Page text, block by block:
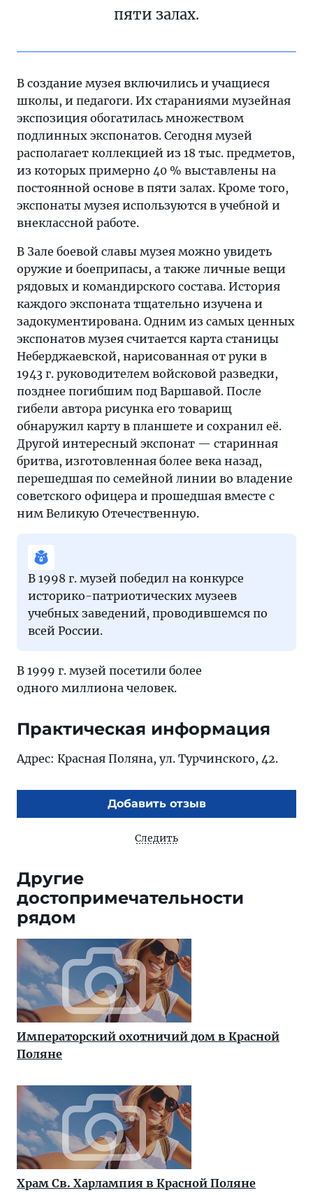
пяти залах.
В создание музея включились и учащиеся
школы, и педагоги. Их стараниями музейная
экспозиция обогатилась множеством
подлинных экспонатов. Сегодня музей
располагает коллекцией из 18 тыс. предметов,
из которых примерно 40 % выставлены на
постоянной основе в пяти залах. Кроме того,
экспонаты музея используются в учебной и
внеклассной работе.
В Зале боевой славы музея можно увидеть
оружие и боеприпасы, а также личные вещи
рядовых и командирского состава. История
каждого экспоната тщательно изучена и
задокументирована. Одним из самых ценных
экспонатов музея считается карта станицы
Неберджаевской, нарисованная от руки в
1943 г. руководителем войсковой разведки,
позднее погибшим под Варшавой. После
гибели автора рисунка его товарищ
обнаружил карту в планшете и сохранил её.
Другой интересный экспонат — старинная
бритва, изготовленная более века назад,
перешедшая по семейной линии во владение
советского офицера и прошедшая вместе с
ним Великую Отечественную.
В 1998 г. музей победил на конкурсе
историко-патриотических музеев
учебных заведений, проводившемся по
всей России.
В 1999 г. музей посетили более
одного миллиона человек.
Практическая информация
Адрес: Красная Поляна, ул. Турчинского, 42.
Добавить отзыв
Следить
Другие
достопримечательности
рядом
Императорский охотничий дом в Красной
Поляне
Храм Св. Харлампия в Красной Поляне